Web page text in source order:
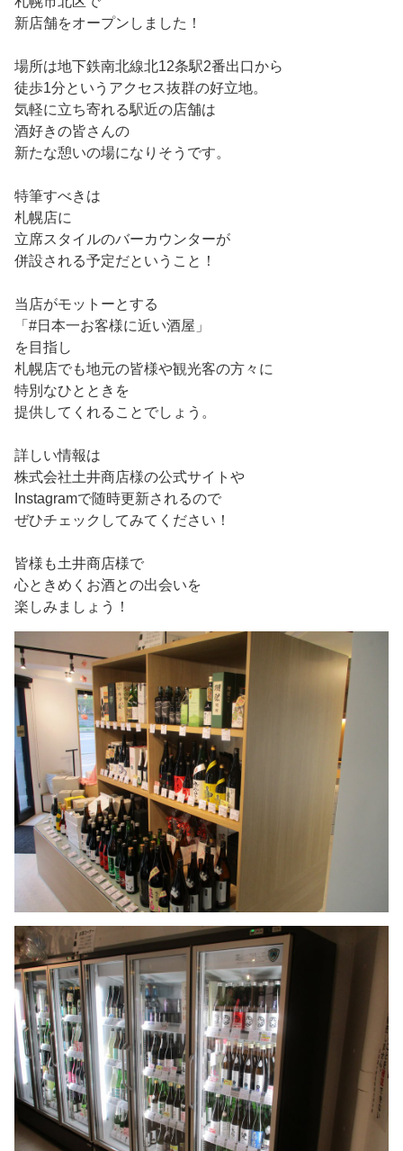
新店舗をオープンしました！
場所は地下鉄南北線北12条駅2番出口から
徒歩1分というアクセス抜群の好立地。
気軽に立ち寄れる駅近の店舗は
酒好きの皆さんの
新たな憩いの場になりそうです。
特筆すべきは
札幌店に
立席スタイルのバーカウンターが
併設される予定だということ！
当店がモットーとする
「 #日本一お客様に近い酒屋 」
を目指し
札幌店でも地元の皆様や観光客の方々に
特別なひとときを
提供してくれることでしょう。
詳しい情報は
株式会社土井商店様の公式サイトや
Instagramで随時更新されるので
ぜひチェックしてみてください！
皆様も土井商店様で
心ときめくお酒との出会いを
楽しみましょう！